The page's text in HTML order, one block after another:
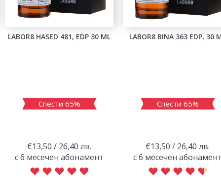
LABOR8 HASED 481, EDP 30 ML
Спести 65%
€13,50 / 26,40 лв.
с 6 месечен абонамент
LABOR8 BINA 363 EDP, 30
Спести 65%
€13,50 / 26,40 лв.
с 6 месечен